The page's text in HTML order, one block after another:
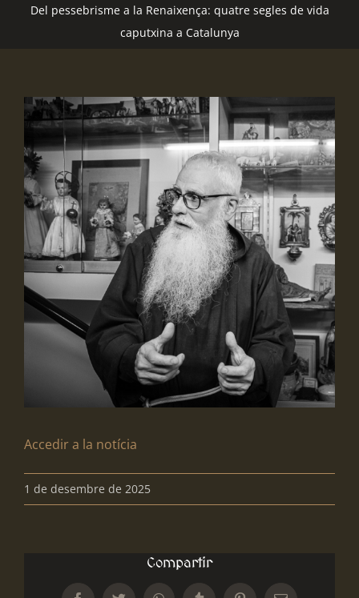
Del pessebrisme a la Renaixença: quatre segles de vida
caputxina a Catalunya
View
Image
Accedir a la notícia
1 de desembre de 2025
Compartir